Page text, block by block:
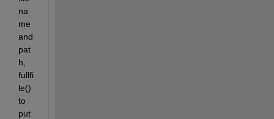
na
me
and
pat
h,
fullfi
le()
to
put